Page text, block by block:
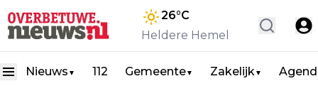
26°C
Heldere Hemel
Nieuws ▼ 112 Gemeente▼ Zakelijk▼